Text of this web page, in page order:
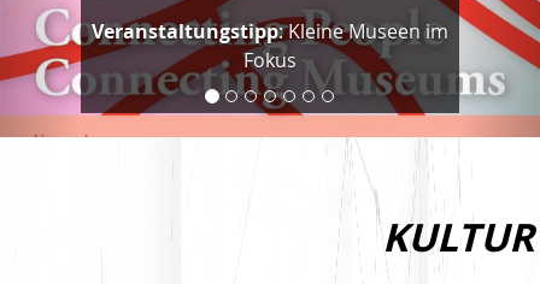
Veranstaltungstipp: Kleine Museen im
Fokus
KULTUR